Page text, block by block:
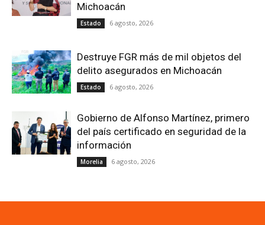
Michoacán
Estado 6 agosto, 2026
Destruye FGR más de mil objetos del
delito asegurados en Michoacán
Estado 6 agosto, 2026
Gobierno de Alfonso Martínez, primero
del país certificado en seguridad de la
información
Morelia 6 agosto, 2026